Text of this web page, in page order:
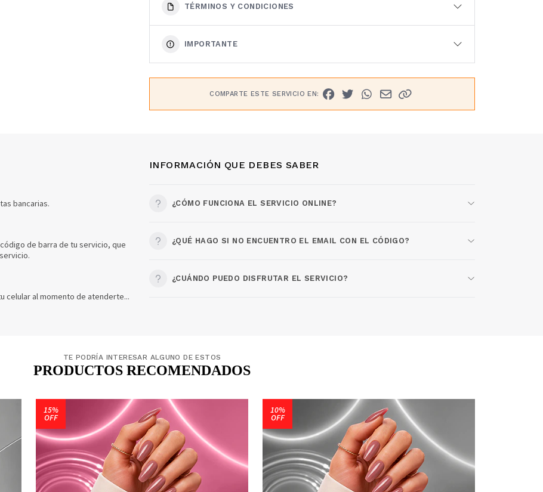
TÉRMINOS Y CONDICIONES
IMPORTANTE
COMPARTE ESTE SERVICIO EN:
bancarias.
de barra de tu servicio, que
celular al momento de atenderte...
INFORMACIÓN QUE DEBES SABER
¿CÓMO FUNCIONA EL SERVICIO ONLINE?
¿QUÉ HAGO SI NO ENCUENTRO EL EMAIL CON EL CÓDIGO?
¿CUÁNDO PUEDO DISFRUTAR EL SERVICIO?
TE PODRÍA INTERESAR ALGUNO DE ESTOS
PRODUCTOS RECOMENDADOS
15%
OFF
10%
OFF